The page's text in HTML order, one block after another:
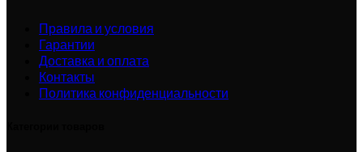
Правила и условия
Гарантии
Доставка и оплата
Контакты
Политика конфиденциальности